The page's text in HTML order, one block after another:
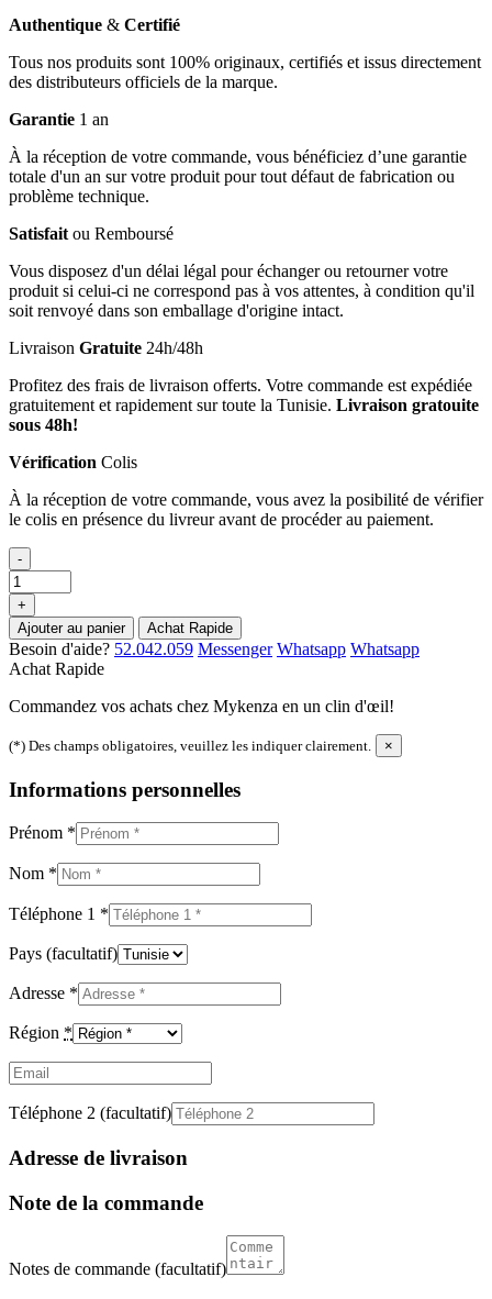
Authentique & Certifié
Tous nos produits sont 100% originaux, certifiés et issus directement
des distributeurs officiels de la marque.
Garantie 1 an
À la réception de votre commande, vous bénéficiez d’une garantie
totale d'un an sur votre produit pour tout défaut de fabrication ou
problème technique.
Satisfait ou Remboursé
Vous disposez d'un délai légal pour échanger ou retourner votre
produit si celui-ci ne correspond pas à vos attentes, à condition qu'il
soit renvoyé dans son emballage d'origine intact.
Livraison Gratuite 24h/48h
Profitez des frais de livraison offerts. Votre commande est expédiée
gratuitement et rapidement sur toute la Tunisie. Livraison gratouite
sous 48h!
Vérification Colis
À la réception de votre commande, vous avez la posibilité de vérifier
le colis en présence du livreur avant de procéder au paiement.
-
+
Ajouter au panier
Achat Rapide
Besoin d'aide? 52.042.059 Messenger Whatsapp Whatsapp
Achat Rapide
Commandez vos achats chez Mykenza en un clin d'œil!
(*) Des champs obligatoires, veuillez les indiquer clairement. ×
Informations personnelles
Prénom *
Nom *
Téléphone 1 *
Pays (facultatif)
Adresse *
Région *
Email
Téléphone 2 (facultatif)
Adresse de livraison
Note de la commande
Notes de commande (facultatif)